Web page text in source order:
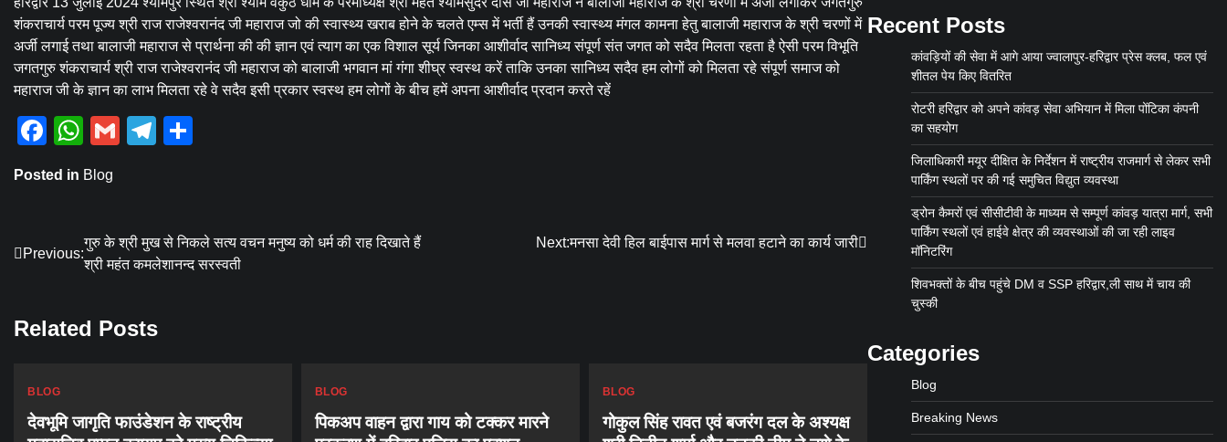
शंकराचार्य परम पूज्य श्री राज राजेश्वरानंद जी महाराज जो की स्वास्थ्य खराब होने के चलते एम्स में भर्ती हैं उनकी स्वास्थ्य मंगल कामना हेतु बालाजी महाराज के श्री चरणों में
अर्जी लगाई तथा बालाजी महाराज से प्रार्थना की की ज्ञान एवं त्याग का एक विशाल सूर्य जिनका आशीर्वाद सानिध्य संपूर्ण संत जगत को सदैव मिलता रहता है ऐसी परम विभूति
जगतगुरु शंकराचार्य श्री राज राजेश्वरानंद जी महाराज को बालाजी भगवान मां गंगा शीघ्र स्वस्थ करें ताकि उनका सानिध्य सदैव हम लोगों को मिलता रहे संपूर्ण समाज को
महाराज जी के ज्ञान का लाभ मिलता रहे वे सदैव इसी प्रकार स्वस्थ हम लोगों के बीच हमें अपना आशीर्वाद प्रदान करते रहें
Facebook
WhatsApp
GmailTelegram
Posted in Blog
Post
navigation
Previous:
गुरु के श्री मुख से निकले सत्य वचन मनुष्य को धर्म की राह दिखाते हैं
श्री महंत कमलेशानन्द सरस्वती
Next:मनसा देवी हिल बाईपास मार्ग से मलवा हटाने का कार्य जारी
Related Posts
BLOG
देवभूमि जागृति फाउंडेशन के राष्ट्रीय
BLOG
पिकअप वाहन द्वारा गाय को टक्कर मारने
BLOG
गोकुल सिंह रावत एवं बजरंग दल के अश्यक्ष
Recent Posts
कांवड़ियों की सेवा में आगे आया ज्वालापुर-हरिद्वार प्रेस क्लब, फल एवं
शीतल पेय किए वितरित
रोटरी हरिद्वार को अपने कांवड़ सेवा अभियान में मिला पोंटिका कंपनी
का सहयोग
जिलाधिकारी मयूर दीक्षित के निर्देशन में राष्ट्रीय राजमार्ग से लेकर सभी
पार्किंग स्थलों पर की गई समुचित विद्युत व्यवस्था
ड्रोन कैमरों एवं सीसीटीवी के माध्यम से सम्पूर्ण कांवड़ यात्रा मार्ग, सभी
पार्किंग स्थलों एवं हाईवे क्षेत्र की व्यवस्थाओं की जा रही लाइव
मॉनिटरिंग
शिवभक्तों के बीच पहुंचे DM व SSP हरिद्वार,ली साथ में चाय की
चुस्की
Categories
Blog
Breaking News